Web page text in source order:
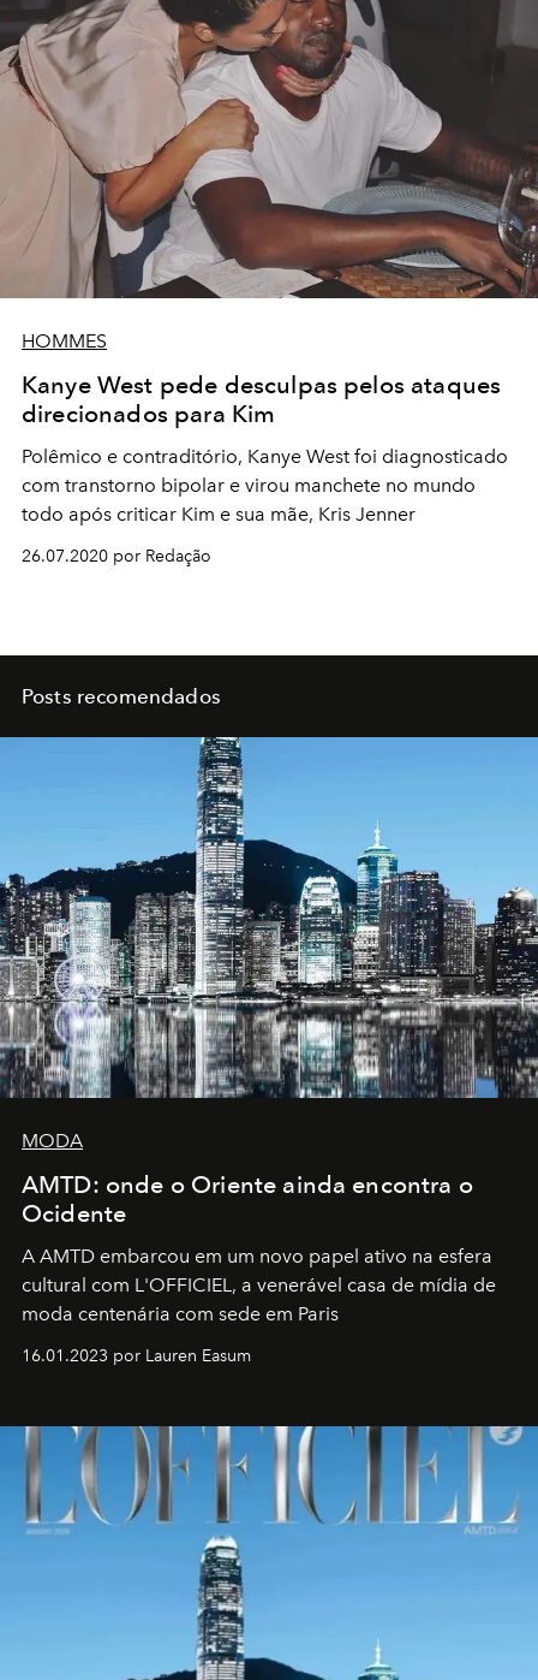
HOMMES
Kanye West pede desculpas pelos ataques
direcionados para Kim
Polêmico e contraditório, Kanye West foi diagnosticado
com transtorno bipolar e virou manchete no mundo
todo após criticar Kim e sua mãe, Kris Jenner
26.07.2020 por Redação
Posts recomendados
MODA
AMTD: onde o Oriente ainda encontra o
Ocidente
A AMTD embarcou em um novo papel ativo na esfera
cultural com L'OFFICIEL, a venerável casa de mídia de
moda centenária com sede em Paris
16.01.2023 por Lauren Easum